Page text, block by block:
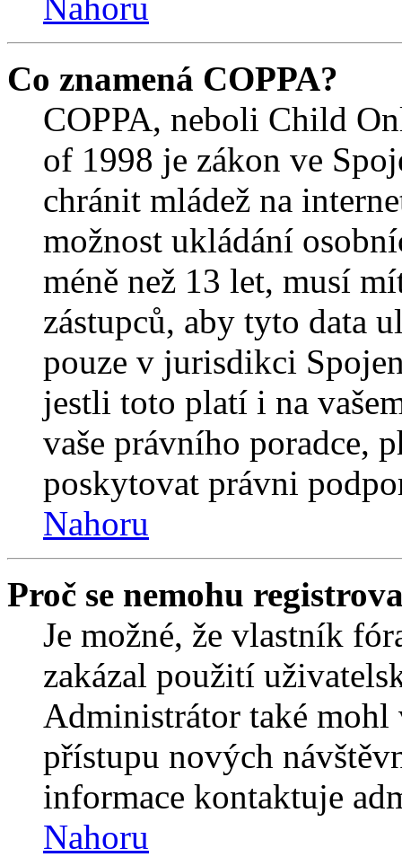
Co znamená COPPA?
COPPA, neboli Child
of 1998 je zákon ve
chránit mládež na
možnost ukládání
méně než 13 let, musí
zástupců, aby tyto data
pouze v jurisdikci
jestli toto platí i na
vaše právního poradce,
poskytovat právni
Nahoru
Proč se nemohu
Je možné, že vlastník
zakázal použití
Administrátor také mohl
přístupu nových
informace kontaktuje
Nahoru